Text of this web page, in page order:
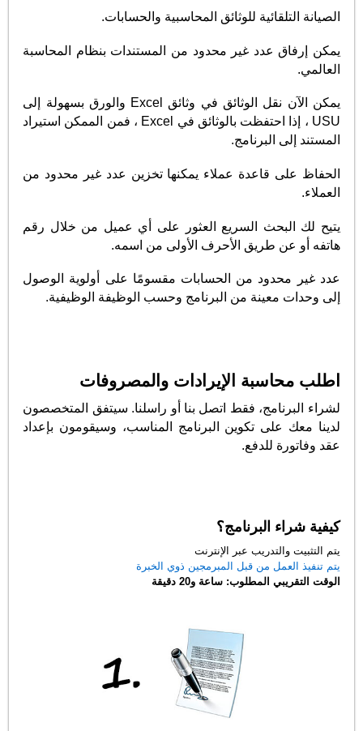
الصيانة التلقائية للوثائق المحاسبية والحسابات.
يمكن إرفاق عدد غير محدود من المستندات بنظام المحاسبة
العالمي.
يمكن الآن نقل الوثائق في وثائق Excel والورق بسهولة إلى
USU ، إذا احتفظت بالوثائق في Excel ، فمن الممكن استيراد
المستند إلى البرنامج.
الحفاظ على قاعدة عملاء يمكنها تخزين عدد غير محدود من
العملاء.
يتيح لك البحث السريع العثور على أي عميل من خلال رقم
هاتفه أو عن طريق الأحرف الأولى من اسمه.
عدد غير محدود من الحسابات مقسومًا على أولوية الوصول
إلى وحدات معينة من البرنامج وحسب الوظيفة الوظيفية.
اطلب محاسبة الإيرادات والمصروفات
لشراء البرنامج، فقط اتصل بنا أو راسلنا. سيتفق المتخصصون
لدينا معك على تكوين البرنامج المناسب، وسيقومون بإعداد
عقد وفاتورة للدفع.
كيفية شراء البرنامج؟
يتم التثبيت والتدريب عبر الإنترنت
يتم تنفيذ العمل من قبل المبرمجين ذوي الخبرة
الوقت التقريبي المطلوب: ساعة و20 دقيقة